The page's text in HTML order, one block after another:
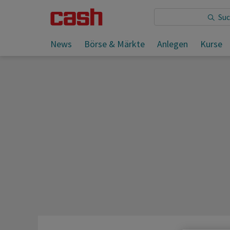
News Börse & Märkte Anlegen Kurse
Sie lesen: